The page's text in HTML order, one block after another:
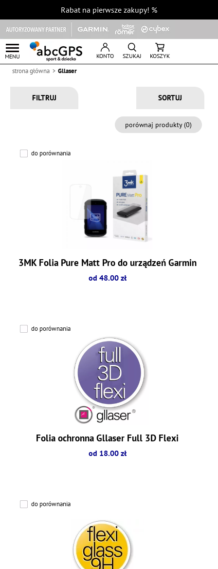
Rabat na pierwsze zakupy! %
MENU KONTO SZUKAJ KOSZYK
strona główna Gllaser
FILTRUJ
porównaj produkty (0)
do porównania
3MK Folia Pure Matt Pro do urządzeń Garmin
od 48.00 zł
do porównania
Folia ochronna Gllaser Full 3D Flexi
od 18.00 zł
do porównania